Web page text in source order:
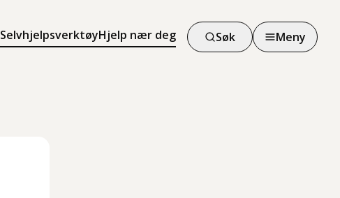
SelvhjelpsverktøyHjelp nær deg Søk Meny